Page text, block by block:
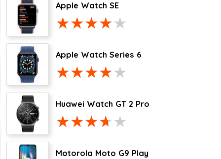
Apple Watch SE
Apple Watch Series 6
Huawei Watch GT 2 Pro
Motorola Moto G9 Play